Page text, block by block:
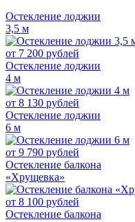
Остекление лоджии
3,5 м
от 7 200 рублей
Остекление лоджии
4 м
от 8 130 рублей
Остекление лоджии
6 м
от 9 790 рублей
Остекление балкона
«Хрущевка»
от 8 100 рублей
Остекление балкона